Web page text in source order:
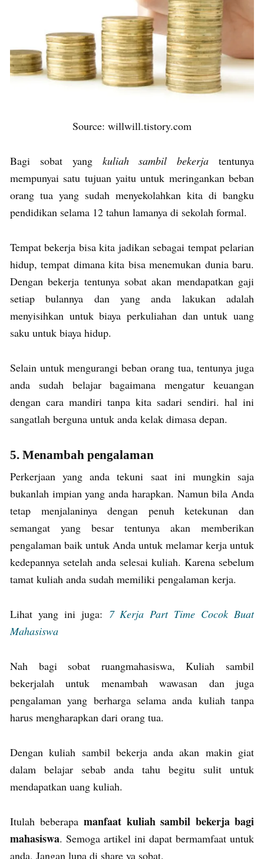
Source: willwill.tistory.com
Bagi sobat yang kuliah sambil bekerja tentunya
mempunyai satu tujuan yaitu untuk meringankan beban
orang tua yang sudah menyekolahkan kita di bangku
pendidikan selama 12 tahun lamanya di sekolah formal.
Tempat bekerja bisa kita jadikan sebagai tempat pelarian
hidup, tempat dimana kita bisa menemukan dunia baru.
Dengan bekerja tentunya sobat akan mendapatkan gaji
setiap bulannya dan yang anda lakukan adalah
menyisihkan untuk biaya perkuliahan dan untuk uang
saku untuk biaya hidup.
Selain untuk mengurangi beban orang tua, tentunya juga
anda sudah belajar bagaimana mengatur keuangan
dengan cara mandiri tanpa kita sadari sendiri. hal ini
sangatlah berguna untuk anda kelak dimasa depan.
5. Menambah pengalaman
Perkerjaan yang anda tekuni saat ini mungkin saja
bukanlah impian yang anda harapkan. Namun bila Anda
tetap menjalaninya dengan penuh ketekunan dan
semangat yang besar tentunya akan memberikan
pengalaman baik untuk Anda untuk melamar kerja untuk
kedepannya setelah anda selesai kuliah. Karena sebelum
tamat kuliah anda sudah memiliki pengalaman kerja.
Lihat yang ini juga: 7 Kerja Part Time Cocok Buat
Mahasiswa
Nah bagi sobat ruangmahasiswa, Kuliah sambil
bekerjalah untuk menambah wawasan dan juga
pengalaman yang berharga selama anda kuliah tanpa
harus mengharapkan dari orang tua.
Dengan kuliah sambil bekerja anda akan makin giat
dalam belajar sebab anda tahu begitu sulit untuk
mendapatkan uang kuliah.
Itulah beberapa manfaat kuliah sambil bekerja bagi
mahasiswa. Semoga artikel ini dapat bermamfaat untuk
anda, Jangan lupa di share ya sobat.